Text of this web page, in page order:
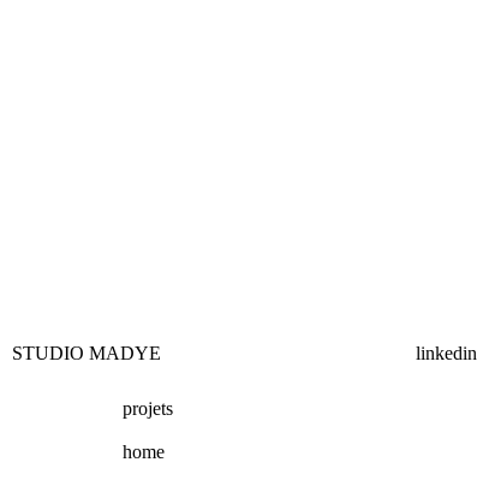
STUDIO MADYE linkedin
projets
home